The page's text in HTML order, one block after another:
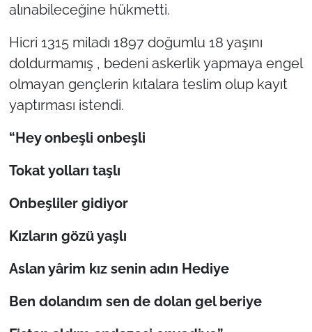
alınabileceğine hükmetti.
Hicri 1315 miladı 1897 doğumlu 18 yaşını
doldurmamış , bedeni askerlik yapmaya engel
olmayan gençlerin kıtalara teslim olup kayıt
yaptırması istendi.
“Hey onbeşli onbeşli
Tokat yolları taşlı
Onbeşliler gidiyor
Kızların gözüyaşlı
Aslan yârim kız senin adın Hediye
Ben dolandım sen de dolan gel beriye